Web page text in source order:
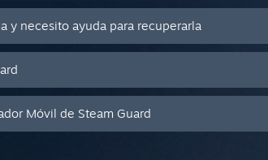
y necesito ayuda para recuperarla
Móvil de Steam Guard